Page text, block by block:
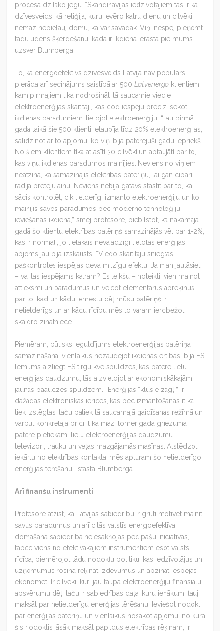
procesa dziļāko jēgu. “Skandināvijas iedzīvotājiem tas ir kā
dzīvesveids, kā reliģija, kuru ievēro katru dienu un cilvēki
nemaz nepieļauj domu, ka var savādāk. Viņi nespēj pieņemt
tādu ūdens šķērdēšanu, kāda ir ikdienā ierasta pie mums,”
uzsver Blumberga.
To, ka energoefektīvs dzīvesveids Latvijā nav populārs,
pierāda arī secinājums saistībā ar 500 Latvenergo klientiem,
kam pirmajiem tika nodrošināti tā saucamie viedie
elektroenerģijas skaitītāji, kas dod iespēju precīzi sekot
ikdienas paradumiem, lietojot elektroenerģiju. “Jau pirmā
gada laikā šie 500 klienti ietaupīja līdz 20% elektroenerģijas,
salīdzinot ar to apjomu, ko viņi bija patērējuši gadu iepriekš.
No šiem klientiem tika atlasīti 30 cilvēki un aptaujāti par to,
kas viņu ikdienas paradumos mainījies. Neviens no viņiem
neatzina, ka samazinājis elektrības patēriņu, lai gan cipari
rādīja pretēju ainu. Neviens nebija gatavs stāstīt par to, ka
sācis kontrolēt, cik lietderīgi izmanto elektroenerģiju un ko
mainījis savos paradumos pēc moderno tehnoloģiju
ieviešanas ikdienā,” smej profesore, piebilstot, ka nākamajā
gadā šo klientu elektrības patēriņš samazinājās vēl par 1-2%,
kas ir normāli, jo lielākais nevajadzīgi lietotās enerģijas
apjoms jau bija izskausts. “Viedo skaitītāju sniegtās
paškontroles iespējas deva milzīgu efektu! Ja man jautāsiet
– vai tas iespējams katram? Es teikšu – noteikti, vien mainot
attieksmi un paradumus un veicot elementārus aprēķinus
par to, kad un kādu iemeslu dēļ mūsu patēriņš ir
nelietderīgs un ar kādu rīcību mēs to varam ierobežot,”
skaidro zinātniece.
Piemēram, būtisks ieguldījums elektroenerģijas patēriņa
samazināšanā, vienlaikus nezaudējot ikdienas ērtības, bija ES
lēmums aizliegt ES tirgū kvēlspuldzes, kas patērē lielu
enerģijas daudzumu, tās aizvietojot ar ekonomiskākajām
jaunās paaudzes spuldzēm. “Enerģijas “klusie zagļi” ir
dažādas elektroniskās ierīces, kas pēc izmantošanas it kā
tiek izslēgtas, taču paliek tā saucamajā gaidīšanas režīmā un
varbūt konkrētajā brīdī it kā maz, tomēr gada griezumā
patērē pietiekami lielu elektroenerģijas daudzumu –
televizori, trauku un veļas mazgājamās mašīnas. Atslēdzot
iekārtu no elektrības kontakta, mēs apturam šo nelietderīgo
enerģijas tērēšanu,” stāsta Blumberga.
Arī finanšu instrumenti
Profesore atzīst, ka Latvijas sabiedrību ir grūti motivēt mainīt
savus paradumus un arī citās valstīs energoefektīva
domāšana sabiedrībā neiesakņojās pēc pašu iniciatīvas,
tāpēc viens no efektīvākajiem instrumentiem esot valsts
rīcība, piemērojot tādu nodokļu politiku, kas iedzīvotājus un
uzņēmumus rosina rēķināt izdevumus un apzināt iespējas
ekonomēt. Ir cilvēki, kuri jau taupa elektroenerģiju finansiālu
apsvērumu dēļ, taču ir sabiedrības daļa, kuru ienākumi ļauj
maksāt par nelietderīgu enerģijas tērēšanu. Ieviešot nodokli
par enerģijas patēriņu un vienlaikus nosakot apjomu, no kura
šis nodoklis jāsāk maksāt papildus elektrības rēķinam, ir